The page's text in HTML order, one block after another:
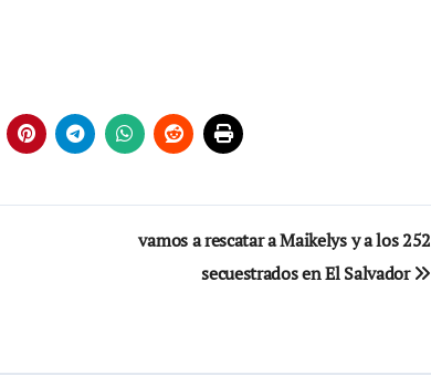
vamos a rescatar a Maikelys y a los 252
secuestrados en El Salvador